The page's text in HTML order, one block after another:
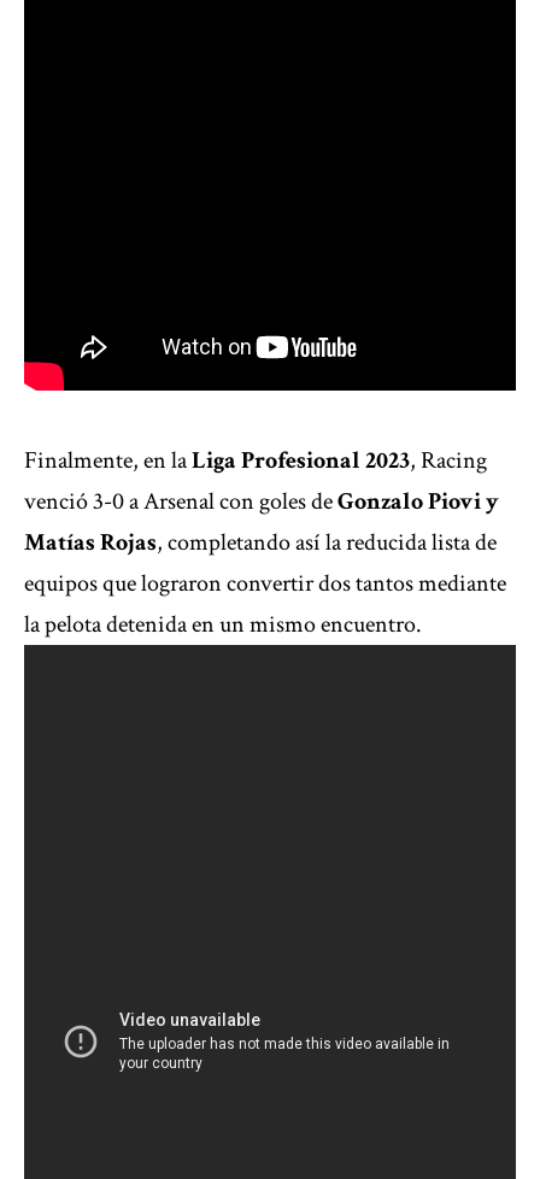
Finalmente, en laLiga Profesional 2023, Racing
venció 3-0 a Arsenal con goles deGonzalo Piovi y
Matías Rojas, completando así la reducida lista de
equipos que lograron convertir dos tantos mediante
la pelota detenida en un mismo encuentro.